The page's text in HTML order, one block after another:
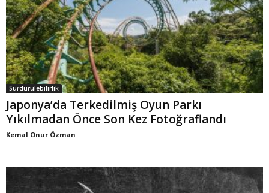
Sürdürülebilirlik
Japonya’da Terkedilmiş Oyun Parkı
Yıkılmadan Önce Son Kez Fotoğraflandı
Kemal Onur Özman